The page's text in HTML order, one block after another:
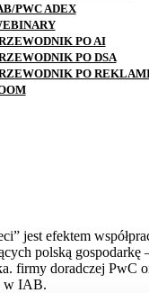
PWC ADEX
PO AI
PO DSA
PO
jest efektem
polską gospodarkę
firmy doradczej PwC
w IAB.